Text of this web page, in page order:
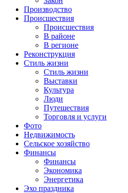
Производство
Происшествия
Происшествия
В районе
В регионе
Реконструкция
Стиль жизни
Стиль жизни
Выставки
Культура
Люди
Путешествия
Торговля и услуги
Фото
Недвижимость
Сельское хозяйство
Финансы
Финансы
Экономика
Энергетика
Эхо праздника